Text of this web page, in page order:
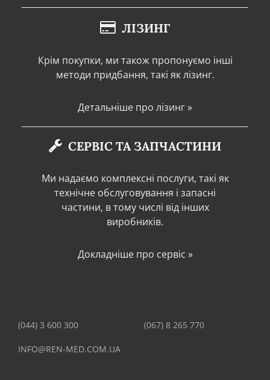
ЛІЗИНГ
Крім покупки, ми також пропонуємо інші
методи придбання, такі як лізинг.
Детальніше про лізинг »
СЕРВІС ТА ЗАПЧАСТИНИ
Ми надаємо комплексні послуги, такі як
технічне обслуговування і запасні
частини, в тому числі від інших
виробників.
Докладніше про сервіс »
(044) 3 600 300 (067) 8 265 770
INFO@REN-MED.COM.UA